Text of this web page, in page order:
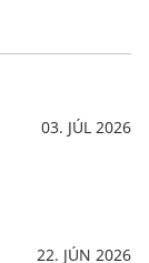
03. JÚL 2026
22. JÚN 2026